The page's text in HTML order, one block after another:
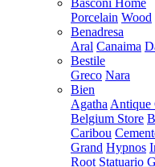
Basconi Home
Porcelain Wood
Benadresa
Aral Canaima
Bestile
Greco Nara
Bien
Agatha Antique
Belgium Store
Caribou
Grand Hypnos
Root Statuario